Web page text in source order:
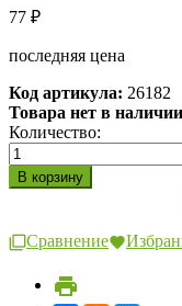
77 ₽
последняя цена
Код артикула: 26182
Товара нет в
Количество:
Сравнение